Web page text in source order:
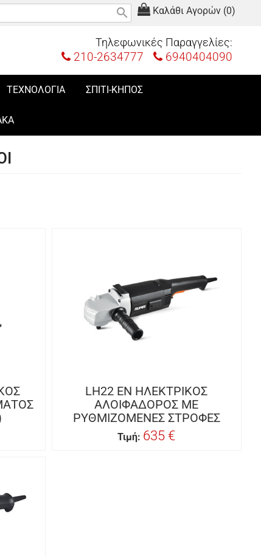
Καλάθι Αγορών (0)
search
Τηλεφωνικές Παραγγελίες:
210-2634777 6940404090
ΤΕΧΝΟΛΟΓΙΑ ΣΠΙΤΙ-ΚΗΠΟΣ
LH22 EN ΗΛΕΚΤΡΙΚΟΣ
ΑΛΟΙΦΑΔΟΡΟΣ ΜΕ
ΡΥΘΜΙΖΟΜΕΝΕΣ ΣΤΡΟΦΕΣ
Τιμή: 635 €